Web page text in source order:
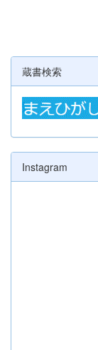
蔵書検索
Instagram